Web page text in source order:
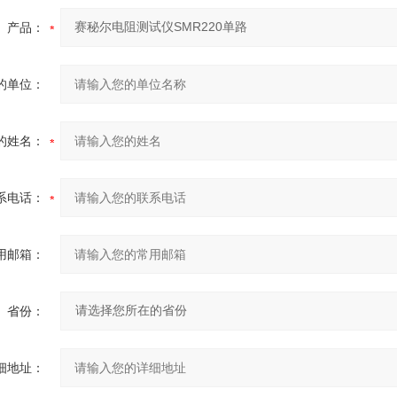
产品：
单位：
姓名：
电话：
邮箱：
省份：
地址：